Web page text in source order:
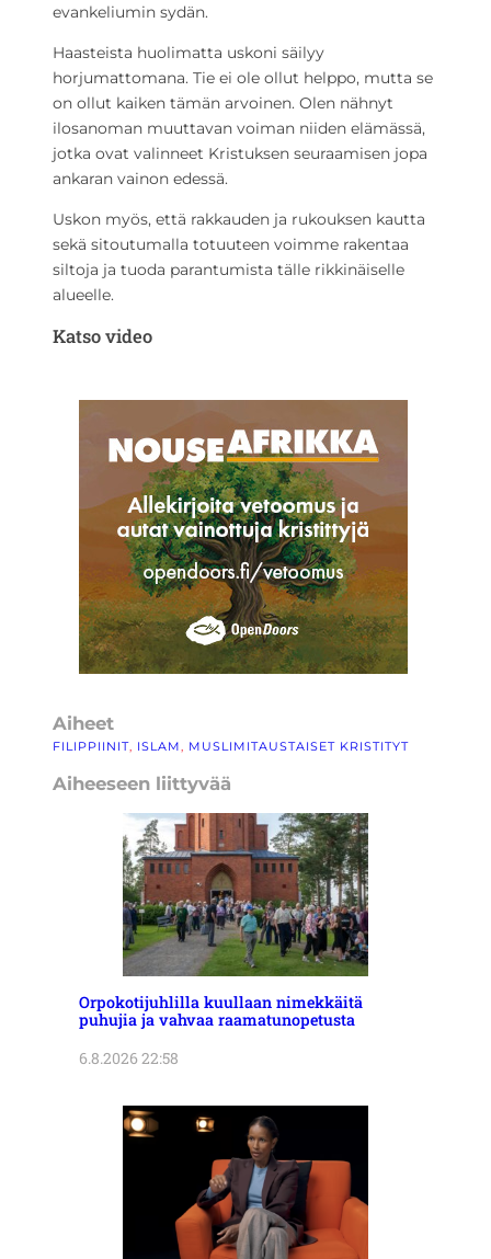
evankeliumin sydän.
Haasteista huolimatta uskoni säilyy
horjumattomana. Tie ei ole ollut helppo, mutta se
on ollut kaiken tämän arvoinen. Olen nähnyt
ilosanoman muuttavan voiman niiden elämässä,
jotka ovat valinneet Kristuksen seuraamisen jopa
ankaran vainon edessä.
Uskon myös, että rakkauden ja rukouksen kautta
sekä sitoutumalla totuuteen voimme rakentaa
siltoja ja tuoda parantumista tälle rikkinäiselle
alueelle.
Katso video
Aiheet
FILIPPIINIT ISLAM MUSLIMITAUSTAISET KRISTITYT
Aiheeseen liittyvää
Orpokotijuhlilla kuullaan nimekkäitä
puhujia ja vahvaa raamatunopetusta
6.8.2026 22:58